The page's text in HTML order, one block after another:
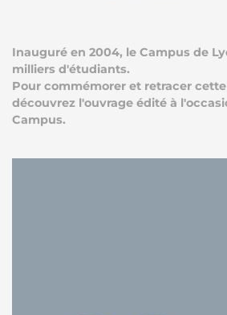
Inauguré en 2004, le Campus de
milliers d'étudiants.
Pour commémorer et retracer
découvrez l'ouvrage édité à
Campus.